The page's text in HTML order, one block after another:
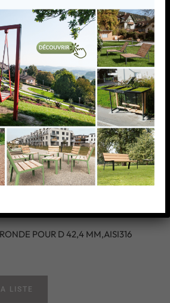
RONDE
MM,AISI316
POUR D 42,4 MM,AISI316
LISTE